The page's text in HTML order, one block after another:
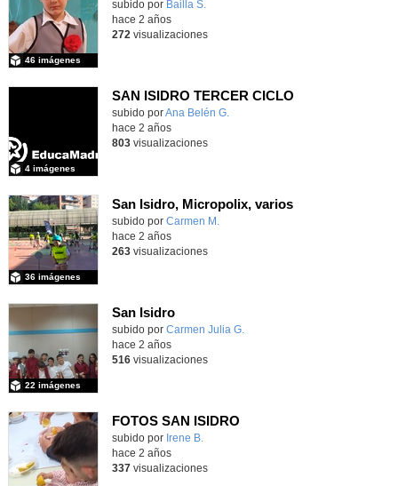
subido por Bailla S.
46 imágenes
hace 2 años
272 visualizaciones
SAN ISIDRO TERCER CICLO
subido porAna Belén G.
4 imágenes
hace 2 años
803visualizaciones
San Isidro, Micropolix, varios
subido por Carmen M.
36 imágenes
hace 2 años
263visualizaciones
San Isidro
subido por Carmen Julia G.
22 imágenes
hace 2 años
516visualizaciones
FOTOS SAN ISIDRO
subido por Irene B.
hace 2 años
337visualizaciones